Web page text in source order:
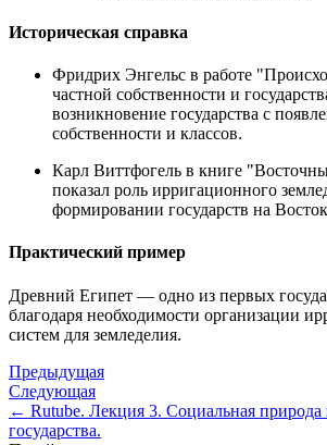
Историческая справка
Фридрих Энгельс в работе
частной собственности и
возникновение государства с
собственности и классов.
Карл Виттфогель в книге
показал роль ирригационного
формировании государств на
Практический пример
Древний Египет — одно из первых
благодаря необходимости организации
систем для земледелия.
Предыдущая
Следующая
← Rutube. Лекция 3. Социальная природа
государства.